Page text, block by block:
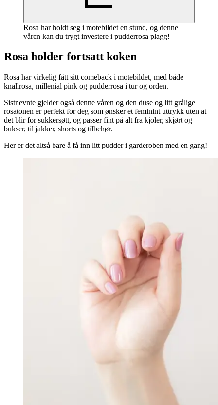
Rosa har holdt seg i motebildet en stund, og denne
våren kan du trygt investere i pudderrosa plagg!
Rosa holder fortsatt koken
Rosa har virkelig fått sitt comeback i motebildet, med både
knallrosa, millenial pink og pudderrosa i tur og orden.
Sistnevnte gjelder også denne våren og den duse og litt grålige
rosatonen er perfekt for deg som ønsker et feminint uttrykk uten at
det blir for sukkersøtt, og passer fint på alt fra kjoler, skjørt og
bukser, til jakker, shorts og tilbehør.
Her er det altså bare å få inn litt pudder i garderoben med en gang!